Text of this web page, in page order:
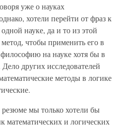
уже о науках
хотели перейти от фраз к
науке, да и то из этой
чтобы применить его в
на науке хотя бы в
других исследователей
методы в логике
мы только хотели бы
математических и логических